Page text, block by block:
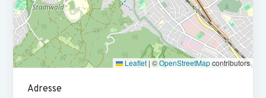
Transaktions‑ und Strukturierungsprojekten
Erfolgreich abgelegtes Steuerberaterexamen
Ausgeprägtes Interesse – idealerweise Erfahrung – in der
M&A‑Transaktionen und Unternehmensumstrukturierungen
Leaflet | ©OpenStreetMapcontributors
Adresse